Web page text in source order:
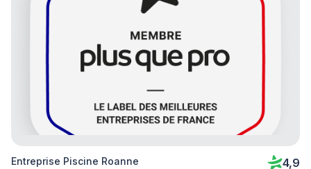
Entreprise Piscine Roanne 4,9